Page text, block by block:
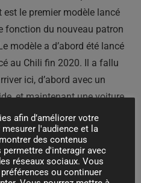
est le premier modèle lancé
fonction du nouveau patron
modèle a d’abord été lancé
au Chili fin 2020. Il a fallu
ici, d’abord avec un
et maintenant une voiture
essai-renault-arkana-
va-s-arracher-190346.htm
afin d’améliorer votre
l'audience et la
des contenus
d'interagir avec
réseaux sociaux. Vous
ou continuer